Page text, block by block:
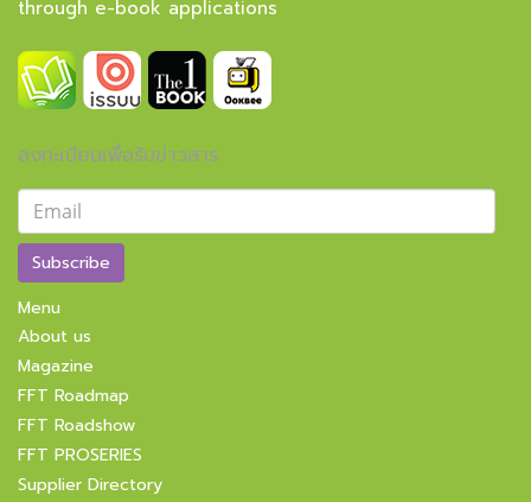
through e-book applications
ลงทะเบียนเพื่อรับข่าวสาร
Subscribe
Menu
About us
Magazine
FFT Roadmap
FFT Roadshow
FFT PROSERIES
Supplier Directory